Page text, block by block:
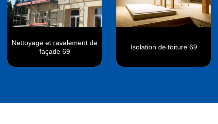
Nettoyage et ravalement de
façade 69
Isolation de toiture 69